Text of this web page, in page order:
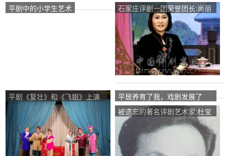
平剧中的小学生艺术
石家庄评剧一团荣誉团长:尚丽
平剧《复壮》和《飞姐》上演
了一系列婆媳战争
平居养育了我，戏剧发展了
我。
被遗忘的著名评剧艺术家:杜宝
玉